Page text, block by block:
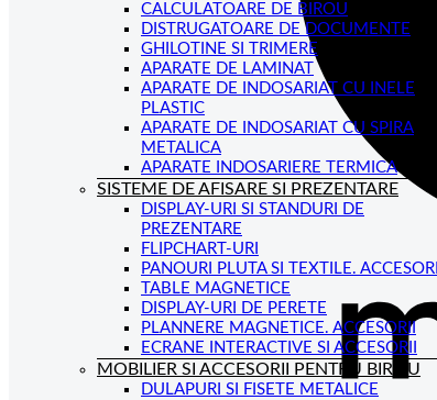
CALCULATOARE DE BIROU
DISTRUGATOARE DE DOCUMENTE
GHILOTINE SI TRIMERE
APARATE DE LAMINAT
APARATE DE INDOSARIAT CU INELE
PLASTIC
APARATE DE INDOSARIAT CU SPIRA
METALICA
APARATE INDOSARIERE TERMICA
SISTEME DE AFISARE SI PREZENTARE
DISPLAY-URI SI STANDURI DE
PREZENTARE
FLIPCHART-URI
PANOURI PLUTA SI TEXTILE. ACCESORII
TABLE MAGNETICE
DISPLAY-URI DE PERETE
PLANNERE MAGNETICE. ACCESORII
ECRANE INTERACTIVE SI ACCESORII
MOBILIER SI ACCESORII PENTRU BIROU
DULAPURI SI FISETE METALICE